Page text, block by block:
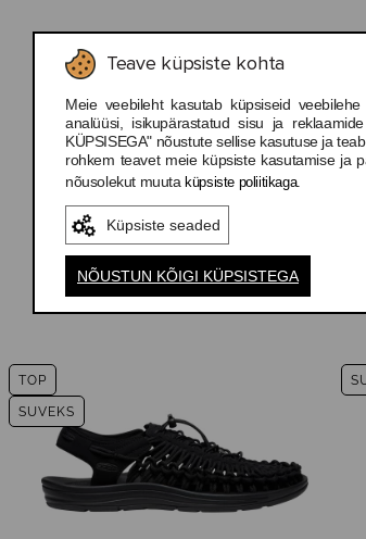
Teave küpsiste kohta
Meie veebileht kasutab küpsiseid
analüüsi, isikupärastatud sisu ja
KÜPSISEGA" nõustute sellise kasutuse ja
rohkem teavet meie küpsiste kasutamise ja
nõusolekut muutaküpsiste poliitikaga.
Küpsiste seaded
NÕUSTUN KÕIGI KÜPSISTEGAKIRJUTA
TOP
SUVEKS